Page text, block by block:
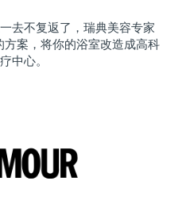
去不复返了，瑞典美容专家
案，将你的浴室改造成高科
中心。